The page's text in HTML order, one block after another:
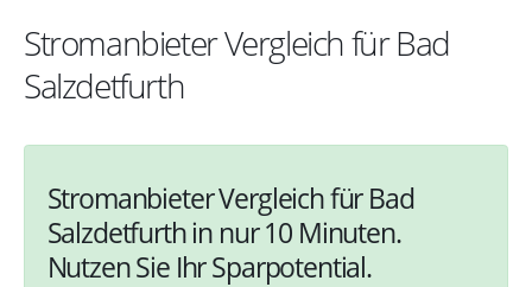
Stromanbieter Vergleich für Bad
Salzdetfurth
Stromanbieter Vergleich für Bad
Salzdetfurth in nur 10 Minuten.
Nutzen Sie Ihr Sparpotential.